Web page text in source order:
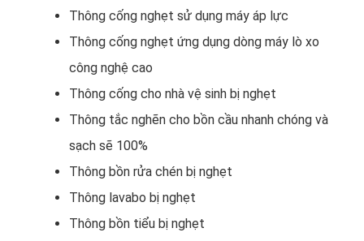
Thông cống nghẹt sử dụng máy áp lực
Thông cống nghẹt ứng dụng dòng máy lò xo
công nghệ cao
Thông cống cho nhà vệ sinh bị nghẹt
Thông tắc nghẽn cho bồn cầu nhanh chóng và
sạch sẽ 100%
Thông bồn rửa chén bị nghẹt
Thông lavabo bị nghẹt
Thông bồn tiểu bị nghẹt